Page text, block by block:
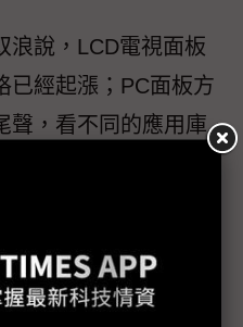
浪說，LCD電視面板
已經起漲；PC面板方
聲，看不同的應用庫
回到健康水準，有
5月時，PC庫存就會
彭双浪也說，2023年